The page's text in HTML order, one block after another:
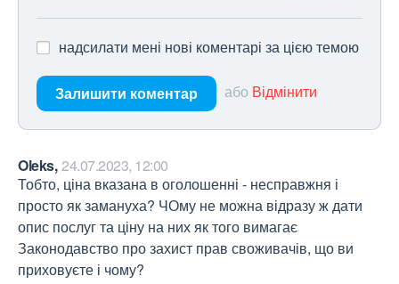
надсилати мені нові коментарі за цією темою
Залишити коментар або Відмінити
Oleks, 24.07.2023, 12:00
Тобто, ціна вказана в оголошенні - несправжня і
просто як замануха? ЧОму не можна відразу ж дати
опис послуг та ціну на них як того вимагає
Законодавство про захист прав своживачів, що ви
приховуєте і чому?